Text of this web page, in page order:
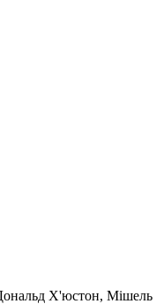
Х'юстон,